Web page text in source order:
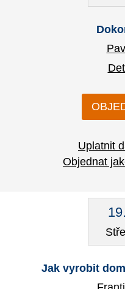
Uplatnit
Objednat
Jak vyrobit